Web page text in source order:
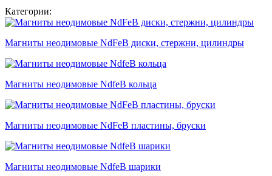
Категории:
Магниты неодимовые NdFeB диски, стержни, цилиндры
Магниты неодимовые NdfeB кольца
Магниты неодимовые NdFeB пластины, бруски
Магниты неодимовые NdfeB шарики